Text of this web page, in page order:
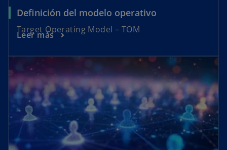
Definición del modelo operativo
Target Operating Model – TOM
Leer más